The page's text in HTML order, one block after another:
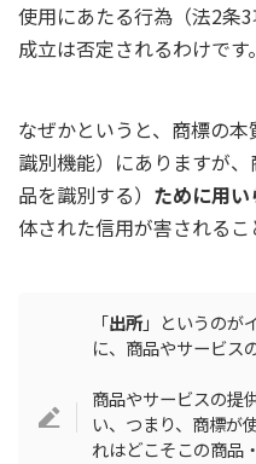
使用にあたる行為（法2条
成立は否定されるわけです。
なぜかというと、商標の
識別機能）にありますが、
品を識別する） ために用
体された信用が害されるこ
「出所」というのが
に、商品やサービス
商品やサービスの提
い、つまり、商標が
れはどこそこの商品